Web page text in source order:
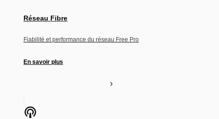
Réseau Fibre
Fiabilité et performance du réseau Free Pro
En savoir plus